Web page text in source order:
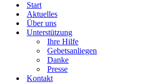
Start
Aktuelles
Über uns
Unterstützung
Ihre Hilfe
Gebetsanliegen
Danke
Presse
Kontakt